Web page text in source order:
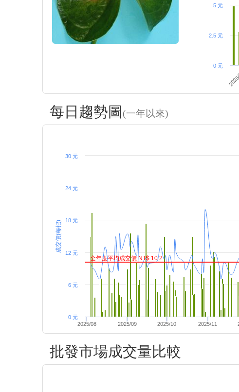
0 元
2.5 元
5 元
每日趨勢圖 (一年以來)
成交價(每把)
2025/08 2025/09 2025/10 2025/11
0 元
6 元
12 元
18 元
24 元
30 元
全年度平均成交價 NT$ 10.2
批發市場成交量比較